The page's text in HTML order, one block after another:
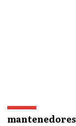
mantenedores